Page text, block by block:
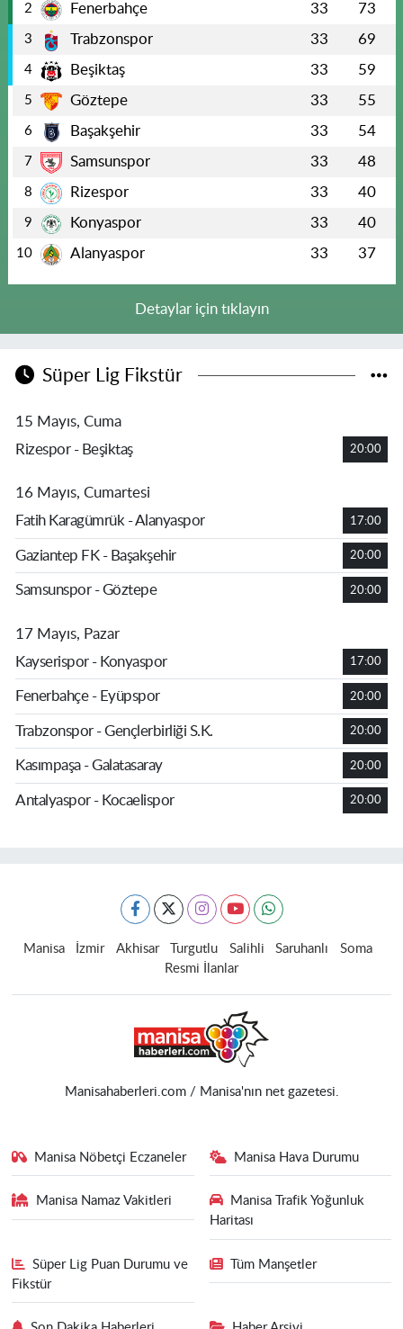
2 Fenerbahçe 33 73
3 Trabzonspor 33 69
4 Beşiktaş 33 59
5 Göztepe 33 55
6 Başakşehir 33 54
7 Samsunspor 33 48
8 Rizespor 33 40
9 Konyaspor 33 40
10 Alanyaspor 33 37
Detaylar için tıklayın
Süper Lig Fikstür
15 Mayıs, Cuma
Rizespor - Beşiktaş
20:00
16 Mayıs, Cumartesi
Fatih Karagümrük - Alanyaspor
17:00
Gaziantep FK - Başakşehir 20:00
Samsunspor - Göztepe 20:00
17 Mayıs, Pazar
Kayserispor - Konyaspor
17:00
Fenerbahçe - Eyüpspor 20:00
Trabzonspor - Gençlerbirliği S.K. 20:00
Kasımpaşa - Galatasaray 20:00
Antalyaspor - Kocaelispor 20:00
Manisa İzmir Akhisar Turgutlu Salihli Saruhanlı
Soma
Resmi İlanlar
Manisahaberleri.com / Manisa'nın net gazetesi.
Manisa Nöbetçi Eczaneler Manisa Hava Durumu
Manisa Namaz Vakitleri
Manisa Trafik Yoğunluk
Haritası
Süper Lig Puan Durumu ve
Fikstür
Tüm Manşetler